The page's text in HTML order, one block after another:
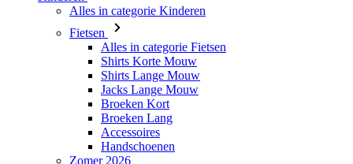
Shirts Lange Mouw
Jacks Lange Mouw
Broeken Kort
Broeken Lang
Accessoires
Handschoenen
Zomer 2026
Team replica's
Speciale edities
Opruiming
Waardebonnen